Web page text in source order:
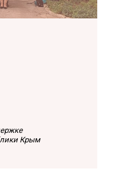
Крым